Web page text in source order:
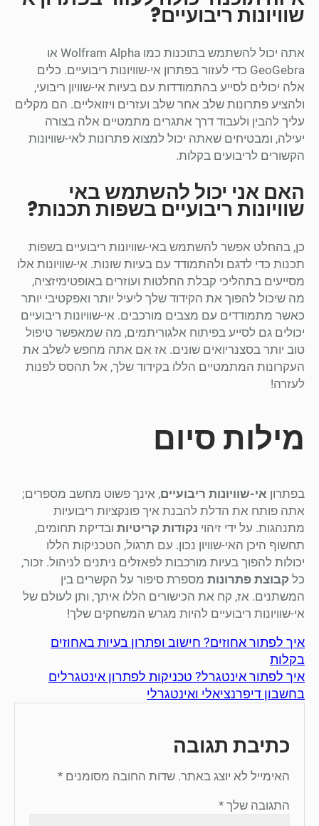
שוויונות ריבועיים?
אתה יכול להשתמש בתוכנות כמו Wolfram Alpha או
GeoGebra כדי לעזור בפתרון אי-שוויונות ריבועיים. כלים
אלה יכולים לסייע בהתמודדות עם בעיות אי-שוויון ריבועי,
ולהציע פתרונות שלב אחר שלב ועזרים ויזואליים. הם מקלים
עליך להבין ולעבוד דרך אתגרים מתמטיים אלה בצורה
יעילה, ומבטיחים שאתה יכול למצוא פתרונות לאי-שוויונות
הקשורים לריבועים בקלות.
האם אני יכול להשתמש באי
שוויונות ריבועיים בשפות תכנות?
כן, בהחלט אפשר להשתמש באי-שוויונות ריבועיים בשפות
תכנות כדי לדגם ולהתמודד עם בעיות שונות. אי-שוויונות אלו
מסייעים בתהליכי קבלת החלטות ועוזרים באופטימיזציה,
מה שיכול להפוך את הקידוד שלך ליעיל יותר ואפקטיבי יותר
כאשר מתמודדים עם מצבים מורכבים. אי-שוויונות ריבועיים
יכולים גם לסייע בפיתוח אלגוריתמים, מה שמאפשר טיפול
טוב יותר בסצנריואים שונים. אז אם אתה מחפש לשלב את
העקרונות המתמטיים הללו בקידוד שלך, אל תהסס לפנות
לעזרה!
מילות סיום
בפתרון אי-שוויונות ריבועיים, אינך פשוט מחשב מספרים;
אתה פותח את הדלת להבנת איך פונקציות ריבועיות
מתנהגות. על ידי זיהוי נקודות קריטיות ובדיקת תחומים,
תחשוף היכן האי-שוויון נכון. עם תרגול, הטכניקות הללו
יכולות להפוך בעיות מורכבות לפאזלים ניתנים לניהול. זכור,
כל קבוצת פתרונות מספרת סיפור על הקשרים בין
המשתנים. אז, קח את הכישורים הללו איתך, ותן לעולם של
אי-שוויונות ריבועיים להיות מגרש המשחקים שלך!
איך לפתור אחוזים? חישוב ופתרון בעיות באחוזים
בקלות
איך לפתור אינטגרל? טכניקות לפתרון אינטגרלים
בחשבון דיפרנציאלי ואינטגרלי
כתיבת תגובה
האימייל לא יוצג באתר. שדות החובה מסומנים *
התגובה שלך *